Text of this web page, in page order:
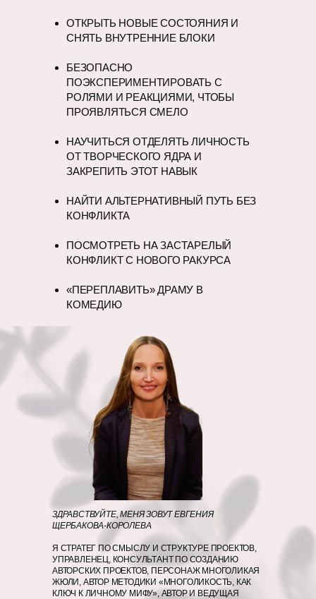
ОТКРЫТЬ НОВЫЕ СОСТОЯНИЯ И
СНЯТЬ ВНУТРЕННИЕ БЛОКИ
БЕЗОПАСНО
ПОЭКСПЕРИМЕНТИРОВАТЬ С
РОЛЯМИ И РЕАКЦИЯМИ, ЧТОБЫ
ПРОЯВЛЯТЬСЯ СМЕЛО
НАУЧИТЬСЯ ОТДЕЛЯТЬ ЛИЧНОСТЬ
ОТ ТВОРЧЕСКОГО ЯДРА И
ЗАКРЕПИТЬ ЭТОТ НАВЫК
НАЙТИ АЛЬТЕРНАТИВНЫЙ ПУТЬ БЕЗ
КОНФЛИКТА
ПОСМОТРЕТЬ НА ЗАСТАРЕЛЫЙ
КОНФЛИКТ С НОВОГО РАКУРСА
«ПЕРЕПЛАВИТЬ» ДРАМУ В
КОМЕДИЮ
ЗДРАВСТВУЙТЕ, МЕНЯ ЗОВУТ ЕВГЕНИЯ
ЩЕРБАКОВА-КОРОЛЕВА
Я СТРАТЕГ ПО СМЫСЛУ И СТРУКТУРЕ ПРОЕКТОВ,
УПРАВЛЕНЕЦ, КОНСУЛЬТАНТ ПО СОЗДАНИЮ
АВТОРСКИХ ПРОЕКТОВ, ПЕРСОНАЖ МНОГОЛИКАЯ
ЖЮЛИ, АВТОР МЕТОДИКИ «МНОГОЛИКОСТЬ, КАК
КЛЮЧ К ЛИЧНОМУ МИФУ», АВТОР И ВЕДУЩАЯ